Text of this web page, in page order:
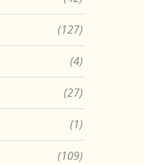
(127)
(4)
(27)
(1)
(109)